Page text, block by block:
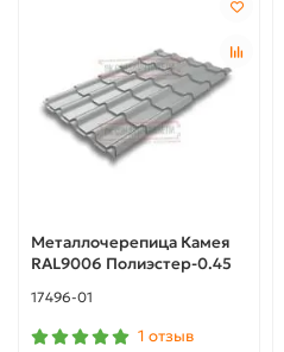
Металлочерепица Камея
RAL9006 Полиэстер-0.45
17496-01
1 отзыв